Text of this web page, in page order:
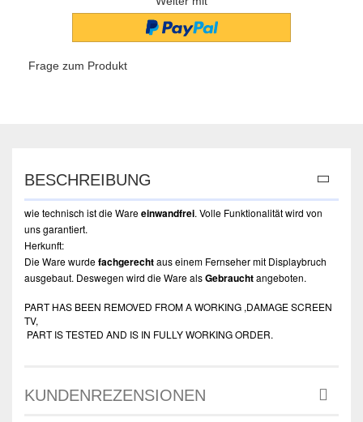
Frage zum Produkt
BESCHREIBUNG
wie technisch ist die Wareeinwandfrei. Volle Funktionalität wird von
uns garantiert.
Herkunft:
Die Ware wurdefachgerechtaus einem Fernseher mit Displaybruch
ausgebaut. Deswegen wird die Ware alsGebrauchtangeboten.
PART HAS BEEN REMOVED FROM A WORKING ,DAMAGE SCREEN
TV,
PART IS TESTED AND IS IN FULLY WORKING ORDER.
KUNDENREZENSIONEN